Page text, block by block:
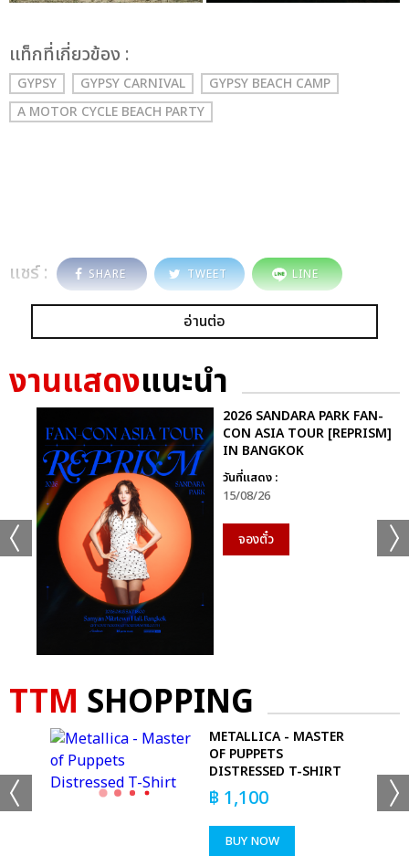
เเท็กที่เกี่ยวข้อง :
GYPSY GYPSY CARNIVAL
GYPSY BEACH CAMP
A MOTOR CYCLE BEACH PARTY
แชร์ : SHARE TWEET LINE
อ่านต่อ
งานแสดงแนะนำ
2026 SANDARA PARK FAN-
CON ASIA TOUR [REPRISM]
IN BANGKOK
วันที่แสดง :
15/08/26
จองตั๋ว
TTM SHOPPING
METALLICA - MASTER
OF PUPPETS
DISTRESSED T-SHIRT
฿ 1,100
BUY NOW